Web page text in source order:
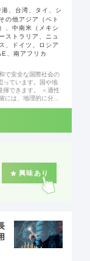
、台湾、タイ、シ
の他アジア（ベト
、中南米（メキシ
ストラリア、ニュ
、ドイツ、ロシア
、南アフリカ
で安全な国際社会の
っています。国や地
揮できます。 ＜適性
には、地理的に分け
等があります。ま
企画立案や実行を
化への理解等が存分
知見を活かす場面
アパスです＞ 2～3年
えば「外国語能力
磨きながら知見を深
興味あり